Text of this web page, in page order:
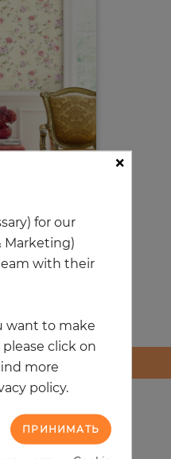
×
for our
Marketing)
with their
want to make
click on
more
policy.
ПРИНИМАТЬ